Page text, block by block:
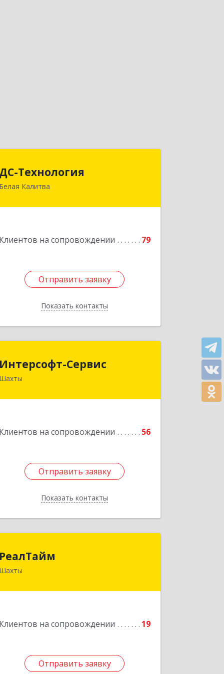
ДС-Технология
Белая Калитва
Клиентов на сопровождении 79
Отправить заявку
Показать контакты
Подробнее
Отправить заявку
Назад
Интерсофт-Сервис
Шахты
Клиентов на сопровождении 56
Отправить заявку
Показать контакты
Интерсофт-Сервис
346480, Ростовская обл, Шахты г,
Отправить заявку
Назад
РеалТайм
Шахты
Клиентов на сопровождении 19
Отправить заявку
346504, Ростовская обл, Шахты г,
Отправить заявку